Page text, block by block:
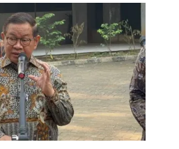
Anung di Jakarta
(Antara)